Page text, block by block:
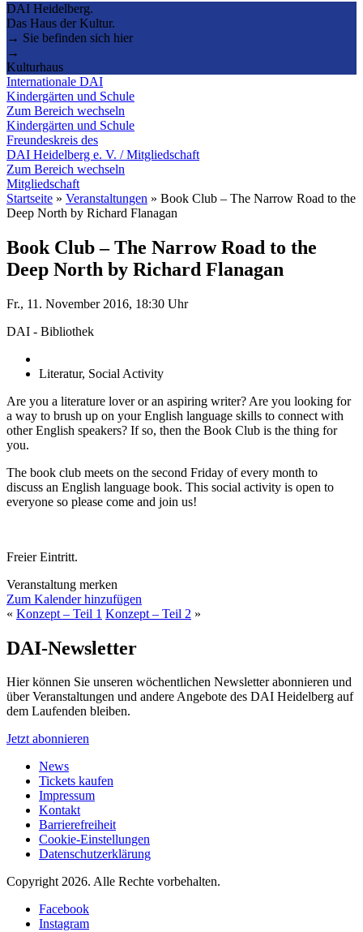
DAI Heidelberg.
Das Haus der Kultur.
→ Sie befinden sich hier
→
Kulturhaus
Internationale DAI
Kindergärten und Schule
Zum Bereich wechseln
Kindergärten und Schule
Freundeskreis des
DAI Heidelberg e. V. / Mitgliedschaft
Zum Bereich wechseln
Mitgliedschaft
Startseite » Veranstaltungen » Book Club – The Narrow Road to the
Deep North by Richard Flanagan
Book Club – The Narrow Road to the
Deep North by Richard Flanagan
Fr., 11. November 2016, 18:30 Uhr
DAI - Bibliothek
Literatur, Social Activity
Are you a literature lover or an aspiring writer? Are you looking for
a way to brush up on your English language skills to connect with
other English speakers? If so, then the Book Club is the thing for
you.
The book club meets on the second Friday of every month to
discuss an English language book. This social activity is open to
everyone so please come and join us!
Freier Eintritt.
Veranstaltung merken
Zum Kalender hinzufügen
« Konzept – Teil 1 Konzept – Teil 2 »
DAI-Newsletter
Hier können Sie unseren wöchentlichen Newsletter abonnieren und
über Veranstaltungen und andere Angebote des DAI Heidelberg auf
dem Laufenden bleiben.
Jetzt abonnieren
News
Tickets kaufen
Impressum
Kontakt
Barrierefreiheit
Cookie-Einstellungen
Datenschutzerklärung
Copyright 2026. Alle Rechte vorbehalten.
Facebook
Instagram